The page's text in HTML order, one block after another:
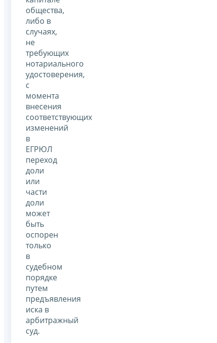
общества,
либо в
случаях,
не
требующих
нотариального
удостоверения,
с
момента
внесения
соответствующих
изменений
в
ЕГРЮЛ
переход
доли
или
части
доли
может
быть
оспорен
только
в
судебном
порядке
путем
предъявления
иска в
арбитражный
суд.